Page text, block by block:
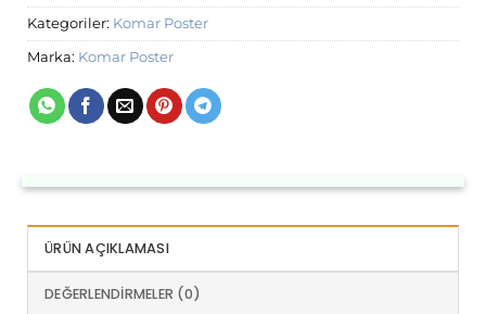
Kategoriler: Komar Poster
Marka: Komar Poster
ÜRÜN AÇIKLAMASI
DEĞERLENDIRMELER (0)